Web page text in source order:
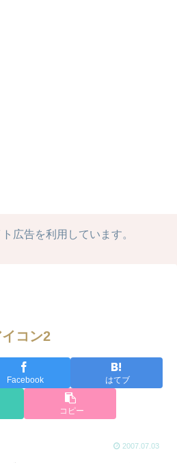
広告を利用しています。
コン2
Facebook はてブ
コピー
2007.07.03